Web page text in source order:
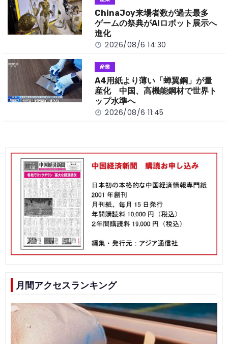
ChinaJoy来場者数が過去最多
ゲームの祭典がAIロボット展示へ
進化
2026/08/6 14:30
産業
A4用紙より薄い「蝉翼鋼」が量
産化 中国、高機能鋼材で世界ト
ップ水準へ
2026/08/6 11:45
月間アクセスランキング